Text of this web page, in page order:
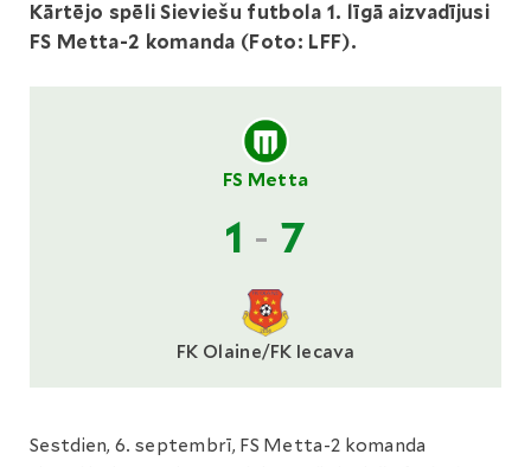
Kārtējo spēli Sieviešu futbola 1. līgā aizvadījusi
FS Metta-2 komanda (Foto: LFF).
FS Metta
1 - 7
FK Olaine/FK Iecava
Sestdien, 6. septembrī, FS Metta-2 komanda